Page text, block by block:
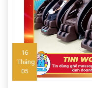
16
Tháng
05